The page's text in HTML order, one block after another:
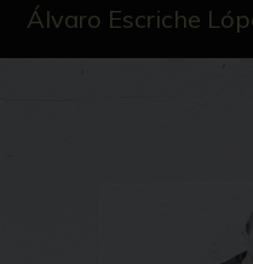
Álvaro Escriche